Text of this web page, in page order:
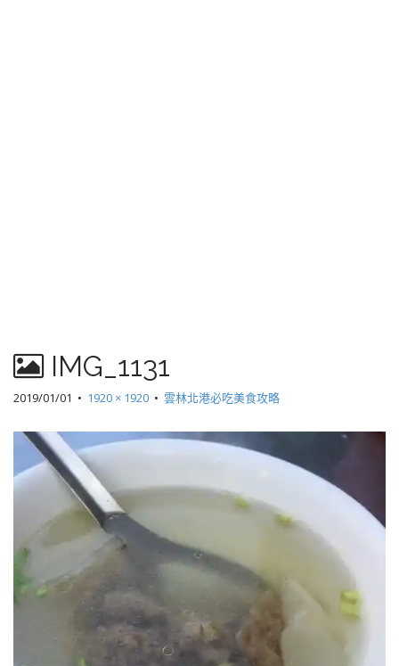
IMG_1131
2019/01/01 • 1920 × 1920 • 雲林北港必吃美食攻略